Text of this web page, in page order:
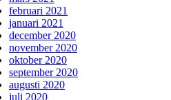
februari 2021
januari 2021
december 2020
november 2020
oktober 2020
september 2020
augusti 2020
juli 2020